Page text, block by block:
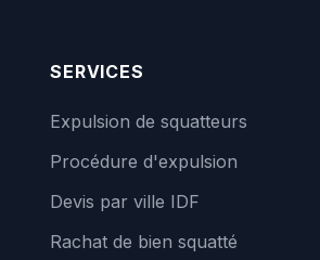
SERVICES
Expulsion de squatteurs
Procédure d'expulsion
Devis par ville IDF
Rachat de bien squatté